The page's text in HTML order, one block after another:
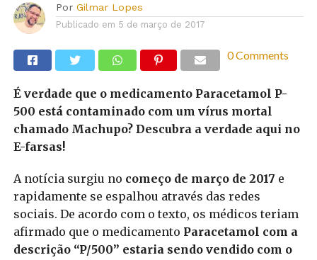
Por Gilmar Lopes
Publicado em 5 de março de 2017
0 Comments
É verdade que o medicamento Paracetamol P-
500 está contaminado com um vírus mortal
chamado Machupo? Descubra a verdade aqui no
E-farsas!
A notícia surgiu no começo de março de 2017 e
rapidamente se espalhou através das redes
sociais. De acordo com o texto, os médicos teriam
afirmado que o medicamento Paracetamol com a
descrição “P/500” estaria sendo vendido com o